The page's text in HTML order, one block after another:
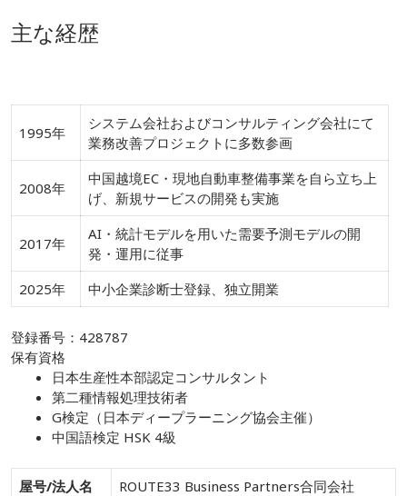
主な経歴
1995年
システム会社およびコンサルティング会社にて
業務改善プロジェクトに多数参画
2008年
中国越境EC・現地自動車整備事業を自ら立ち上
げ、新規サービスの開発も実施
2017年
AI・統計モデルを用いた需要予測モデルの開
発・運用に従事
2025年
中小企業診断士登録、独立開業
登録番号：428787
保有資格
日本生産性本部認定コンサルタント
第二種情報処理技術者
G検定（日本ディープラーニング協会主催）
中国語検定 HSK 4級
屋号/法人名
ROUTE33 Business Partners合同会社